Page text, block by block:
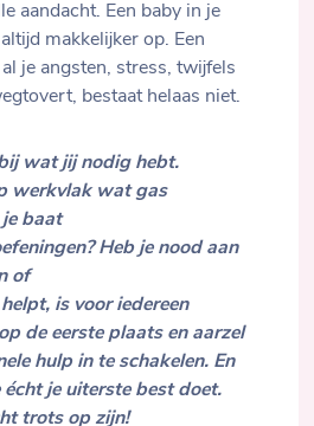
aandacht. Een baby in je
makkelijker op. Een
je angsten, stress, twijfels
bestaat helaas niet.
wat jij nodig hebt.
werkvlak wat gas
je baat
Heb je nood aan
of
is voor iedereen
de eerste plaats en aarzel
hulp in te schakelen. En
écht je uiterste best doet.
trots op zijn!